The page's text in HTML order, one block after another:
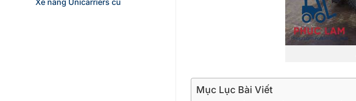
Mục Lục Bài Viết